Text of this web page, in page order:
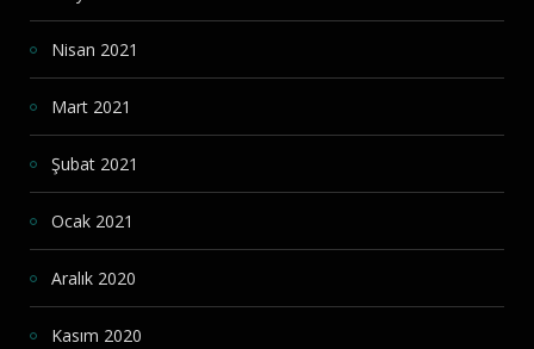
Nisan 2021
Mart 2021
Şubat 2021
Ocak 2021
Aralık 2020
Kasım 2020